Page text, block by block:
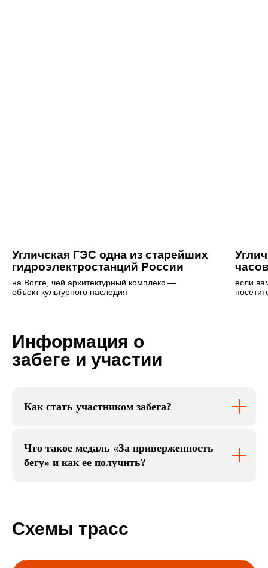
Угличская ГЭС одна из старейших
гидроэлектростанций России
на Волге, чей архитектурный комплекс —
объект культурного наследия
если
Информация о
забеге и участии
Как стать участником забега?
Что такое медаль «За приверженность
бегу» и как ее получить?
Схемы трасс